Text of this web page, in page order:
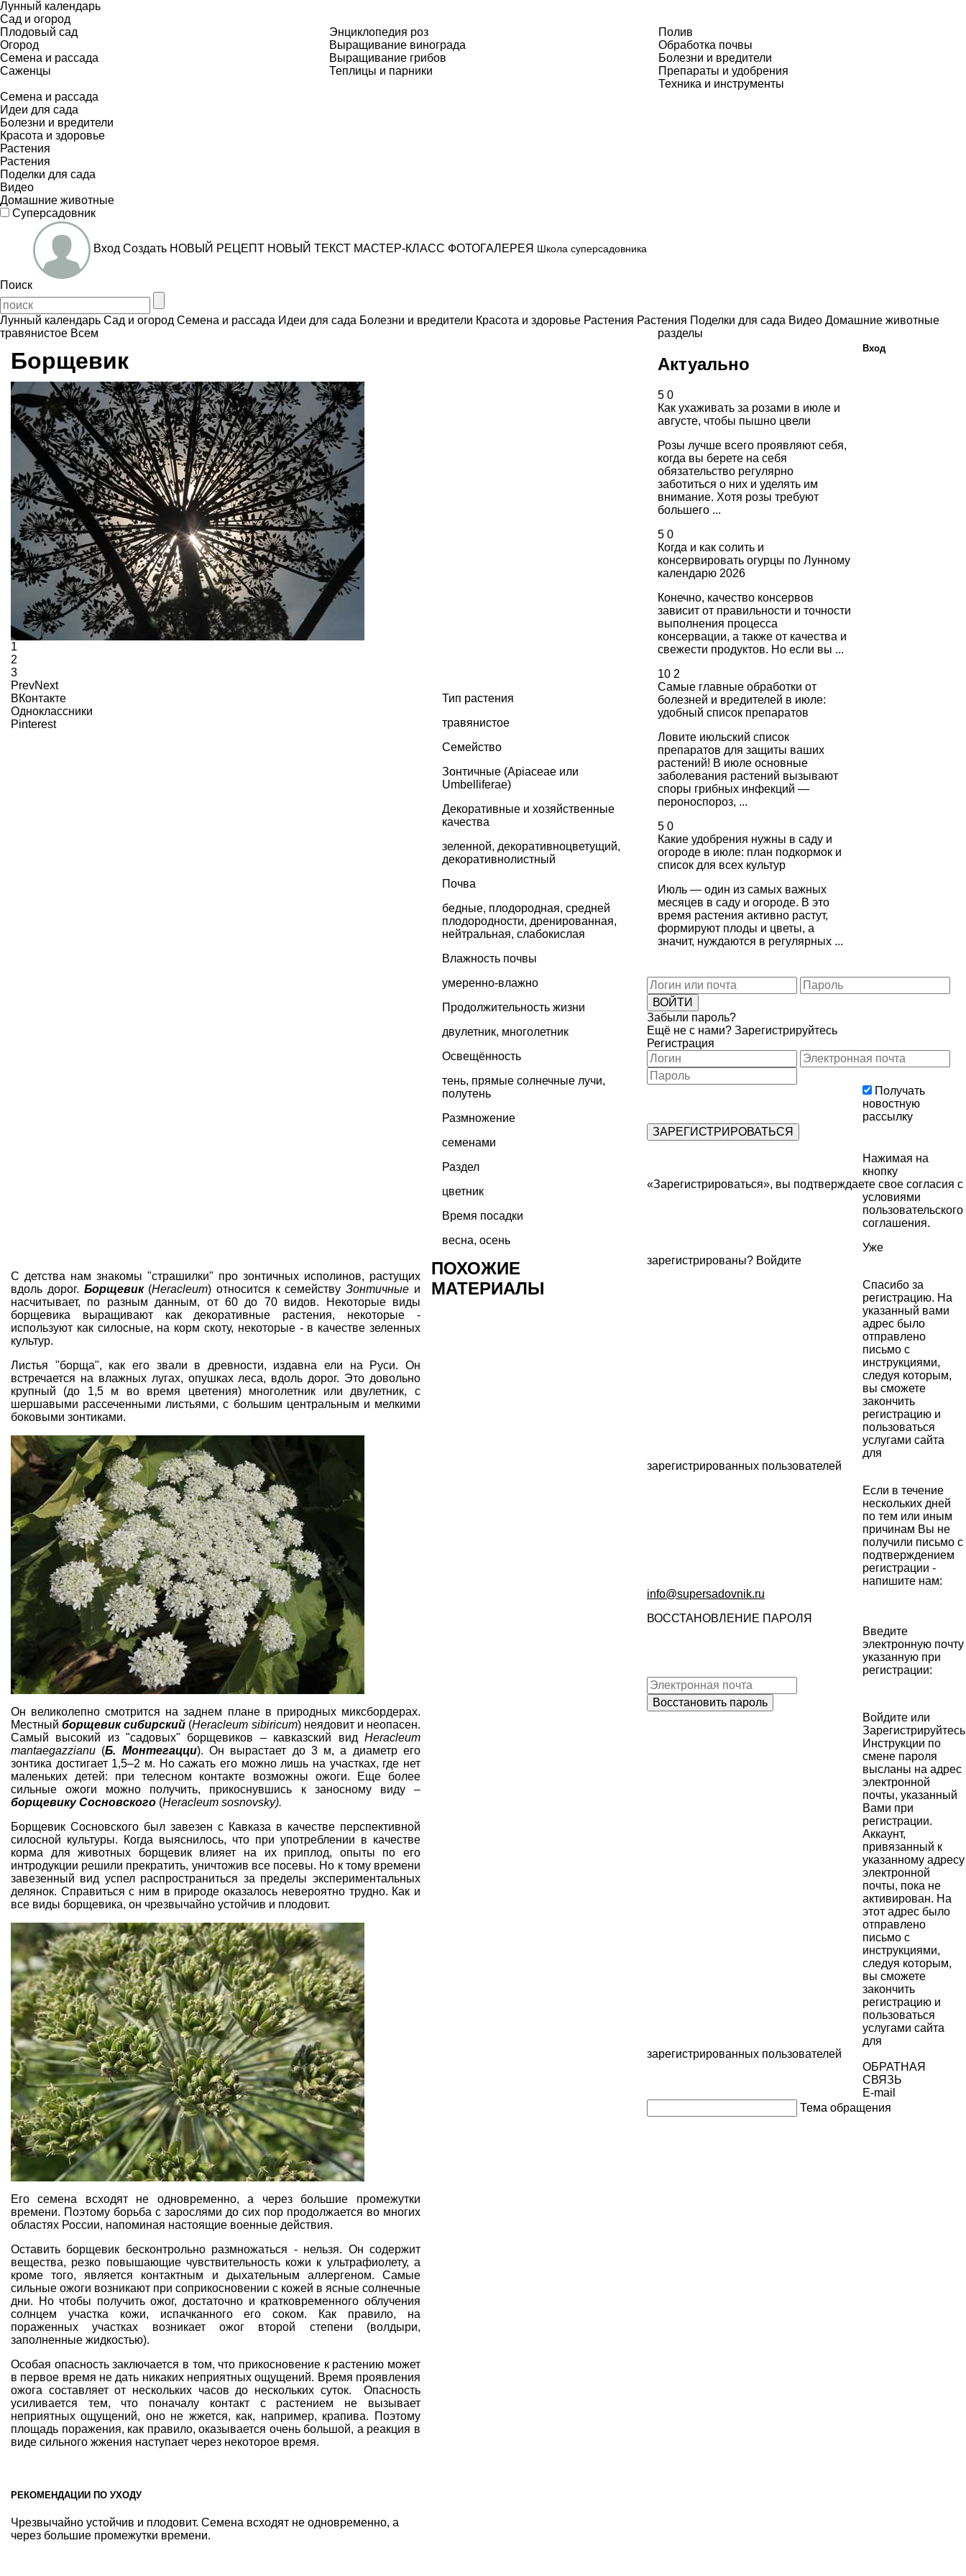
Лунный календарь
Сад и огород
Плодовый сад
Огород
Семена и рассада
Саженцы
Энциклопедия роз
Выращивание винограда
Выращивание грибов
Теплицы и парники
Полив
Обработка почвы
Болезни и вредители
Препараты и удобрения
Техника и инструменты
Семена и рассада
Идеи для сада
Болезни и вредители
Красота и здоровье
Растения
Растения
Поделки для сада
Видео
Домашние животные
Суперсадовник
Вход Создать НОВЫЙ РЕЦЕПТ НОВЫЙ ТЕКСТ МАСТЕР-КЛАСС ФОТОГАЛЕРЕЯ Школа суперсадовника
Поиск
Лунный календарь Сад и огород Семена и рассада Идеи для сада Болезни и вредители Красота и здоровье Растения Растения Поделки для сада Видео Домашние животные
травянистое Всем
Борщевик
1
2
3
PrevNext
ВКонтакте
Одноклассники
Pinterest
Тип растения
травянистое
Семейство
Зонтичные (Apiaceae или
Umbelliferae)
Декоративные и хозяйственные
качества
зеленной, декоративноцветущий,
декоративнолистный
Почва
бедные, плодородная, средней
плодородности, дренированная,
нейтральная, слабокислая
Влажность почвы
умеренно-влажно
Продолжительность жизни
двулетник, многолетник
Освещённость
тень, прямые солнечные лучи,
полутень
Размножение
семенами
Раздел
цветник
Время посадки
весна, осень
С детства нам знакомы "страшилки" про зонтичных исполинов, растущих
вдоль дорог. Борщевик(Heracleum) относится к семействуЗонтичные и
насчитывает, по разным данным, от 60 до 70 видов. Некоторые виды
борщевика выращивают как декоративные растения, некоторые -
используют как силосные, на корм скоту, некоторые - в качестве зеленных
культур.
Листья "борща", как его звали в древности, издавна ели на Руси. Он
встречается на влажных лугах, опушках леса, вдоль дорог. Это довольно
крупный (до 1,5 м во время цветения) многолетник или двулетник, с
шершавыми рассеченными листьями, с большим центральным и мелкими
боковыми зонтиками.
Он великолепно смотрится на заднем планев природных миксбордерах.
Местныйборщевик сибирский (Heracleum sibiricum) неядовит и неопасен.
Самый высокий из "садовых" борщевиков – кавказский вид Heracleum
mantaegazzianu (Б. Монтегацци). Он вырастает до 3 м, а диаметр его
зонтика достигает 1,5–2 м. Но сажать его можно лишь на участках, где нет
маленьких детей: при телесном контакте возможны ожоги. Еще более
сильные ожоги можно получить, прикоснувшись к заносному виду –
борщевику Сосновского (Heracleum sosnovsky).
Борщевик Сосновского был завезен с Кавказа в качестве перспективной
силосной культуры. Когда выяснилось, что при употреблении в качестве
корма для животных борщевик влияет на их приплод, опыты по его
интродукции решили прекратить, уничтожив все посевы. Но к тому времени
завезенный вид успел распространиться за пределы экспериментальных
делянок. Справиться с ним в природе оказалось невероятно трудно. Как и
все виды борщевика, он чрезвычайно устойчив и плодовит.
Его семена всходят не одновременно, а через большие промежутки
времени. Поэтому борьба с зарослями до сих пор продолжается во многих
областях России, напоминая настоящие военные действия.
Оставить борщевик бесконтрольно размножаться - нельзя. Он содержит
вещества, резко повышающие чувствительность кожи к ультрафиолету, а
кроме того, является контактным и дыхательным аллергеном. Самые
сильные ожоги возникают при соприкосновении с кожей в ясные солнечные
дни. Но чтобы получить ожог, достаточно и кратковременного облучения
солнцем участка кожи, испачканного его соком. Как правило, на
пораженных участках возникает ожог второй степени (волдыри,
заполненные жидкостью).
Особая опасность заключается в том, что прикосновение к растению может
в первое время не дать никаких неприятных ощущений. Время проявления
ожога составляет от нескольких часов до нескольких суток. Опасность
усиливается тем, что поначалу контакт с растением не вызывает
неприятных ощущений, оно не жжется, как, например, крапива. Поэтому
площадь поражения, как правило, оказывается очень большой, а реакция в
виде сильного жжения наступает через некоторое время.
РЕКОМЕНДАЦИИ ПО УХОДУ
Чрезвычайно устойчив и плодовит. Семена всходят не одновременно, а
через большие промежутки времени.
ПОХОЖИЕ
МАТЕРИАЛЫ
разделы
Актуально
5 0
Как ухаживать за розами в июле и
августе, чтобы пышно цвели
Розы лучше всего проявляют себя,
когда вы берете на себя
обязательство регулярно
заботиться о них и уделять им
внимание. Хотя розы требуют
большего ...
5 0
Когда и как солить и
консервировать огурцы по Лунному
календарю 2026
Конечно, качество консервов
зависит от правильности и точности
выполнения процесса
консервации, а также от качества и
свежести продуктов. Но если вы ...
10 2
Самые главные обработки от
болезней и вредителей в июле:
удобный список препаратов
Ловите июльский список
препаратов для защиты ваших
растений! В июле основные
заболевания растений вызывают
споры грибных инфекций —
пероноспороз, ...
5 0
Какие удобрения нужны в саду и
огороде в июле: план подкормок и
список для всех культур
Июль — один из самых важных
месяцев в саду и огороде. В это
время растения активно растут,
формируют плоды и цветы, а
значит, нуждаются в регулярных ...
Вход
Забыли пароль?
Ещё не с нами? Зарегистрируйтесь
Регистрация
Получать
новостную
рассылку
Нажимая на
кнопку
«Зарегистрироваться», вы подтверждаете свое согласия с
условиями
пользовательского
соглашения.
Уже
зарегистрированы? Войдите
Спасибо за
регистрацию. На
указанный вами
адрес было
отправлено
письмо с
инструкциями,
следуя которым,
вы сможете
закончить
регистрацию и
пользоваться
услугами сайта
для
зарегистрированных пользователей
Если в течение
нескольких дней
по тем или иным
причинам Вы не
получили письмо с
подтверждением
регистрации -
напишите нам:
info@supersadovnik.ru
ВОССТАНОВЛЕНИЕ ПАРОЛЯ
Введите
электронную почту
указанную при
регистрации:
Войдите или
Зарегистрируйтесь
Инструкции по
смене пароля
высланы на адрес
электронной
почты, указанный
Вами при
регистрации.
Аккаунт,
привязанный к
указанному адресу
электронной
почты, пока не
активирован. На
этот адрес было
отправлено
письмо с
инструкциями,
следуя которым,
вы сможете
закончить
регистрацию и
пользоваться
услугами сайта
для
зарегистрированных пользователей
ОБРАТНАЯ
СВЯЗЬ
E-mail
Тема обращения